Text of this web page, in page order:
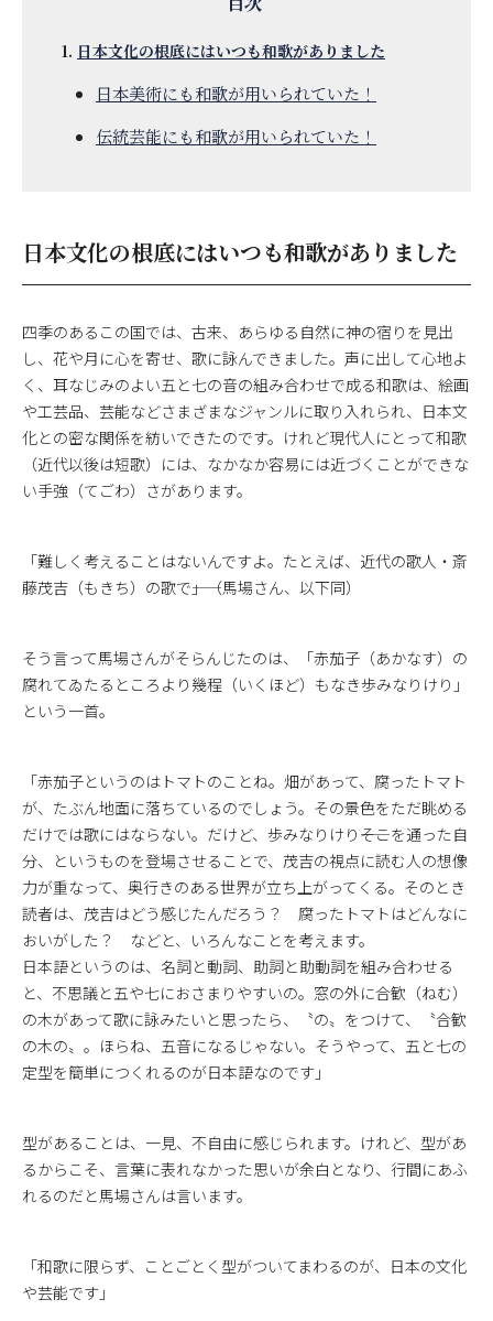
日本文化の根底にはいつも和歌がありました
日本美術にも和歌が用いられていた！
伝統芸能にも和歌が用いられていた！
日本文化の根底にはいつも和歌がありました
四季のあるこの国では、古来、あらゆる自然に神の宿りを見出
し、花や月に心を寄せ、歌に詠んできました。声に出して心地よ
く、耳なじみのよい五と七の音の組み合わせで成る和歌は、絵画
や工芸品、芸能などさまざまなジャンルに取り入れられ、日本文
化との密な関係を紡いできたのです。けれど現代人にとって和歌
（近代以後は短歌）には、なかなか容易には近づくことができな
い手強（てごわ）さがあります。
「難しく考えることはないんですよ。たとえば、近代の歌人・斎
藤茂吉（もきち）の歌で――」（馬場さん、以下同）
そう言って馬場さんがそらんじたのは、「赤茄子（あかなす）の
腐れてゐたるところより幾程（いくほど）もなき歩みなりけり」
という一首。
「赤茄子というのはトマトのことね。畑があって、腐ったトマト
が、たぶん地面に落ちているのでしょう。その景色をただ眺める
だけでは歌にはならない。だけど、歩みなりけり――そこを通った自
分、というものを登場させることで、茂吉の視点に読む人の想像
力が重なって、奥行きのある世界が立ち上がってくる。そのとき
読者は、茂吉はどう感じたんだろう？ 腐ったトマトはどんなに
おいがした？ などと、いろんなことを考えます。
日本語というのは、名詞と動詞、助詞と助動詞を組み合わせる
と、不思議と五や七におさまりやすいの。窓の外に合歓（ねむ）
の木があって歌に詠みたいと思ったら、〝の〟をつけて、〝合歓
の木の〟。ほらね、五音になるじゃない。そうやって、五と七の
定型を簡単につくれるのが日本語なのです」
型があることは、一見、不自由に感じられます。けれど、型があ
るからこそ、言葉に表れなかった思いが余白となり、行間にあふ
れるのだと馬場さんは言います。
「和歌に限らず、ことごとく型がついてまわるのが、日本の文化
や芸能です」